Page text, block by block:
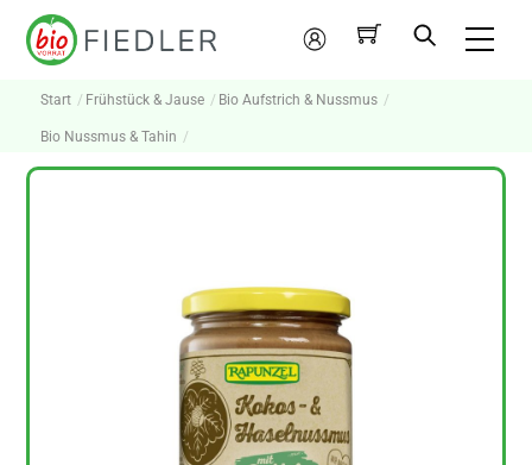
Skip
Mein
Konto
Start Frühstück & Jause Bio Aufstrich & Nussmus
Bio Nussmus & Tahin